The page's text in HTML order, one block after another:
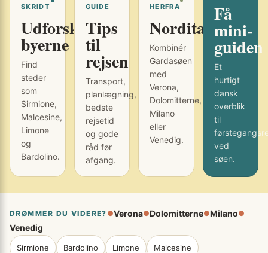
SKRIDT
Udforsk
byerne
Find
steder
som
Sirmione,
Malcesine,
Limone
og
Bardolino.
GUIDE
Tips
til
rejsen
Transport,
planlægning,
bedste
rejsetid
og gode
råd før
afgang.
HERFRA
Norditalien
Kombinér
Gardasøen
med
Verona,
Dolomitterne,
Milano
eller
Venedig.
Få
mini-
guiden
Et
hurtigt
dansk
overblik
til
ved
søen.
DRØMMER DU VIDERE? ●Verona●Dolomitterne●Milano●
Venedig
Sirmione Bardolino Limone Malcesine